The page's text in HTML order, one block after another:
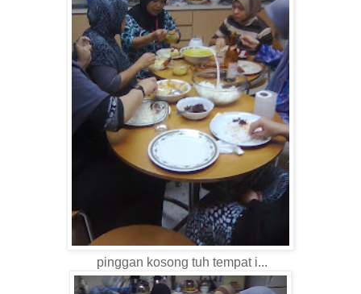
pinggan kosong tuh tempat i...